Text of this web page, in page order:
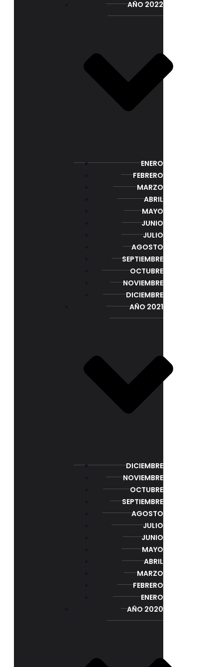
AÑO 2022
ENERO
FEBRERO
MARZO
ABRIL
MAYO
JUNIO
JULIO
AGOSTO
SEPTIEMBRE
OCTUBRE
NOVIEMBRE
DICIEMBRE
AÑO 2021
DICIEMBRE
NOVIEMBRE
OCTUBRE
SEPTIEMBRE
AGOSTO
JULIO
JUNIO
MAYO
ABRIL
MARZO
FEBRERO
ENERO
AÑO 2020